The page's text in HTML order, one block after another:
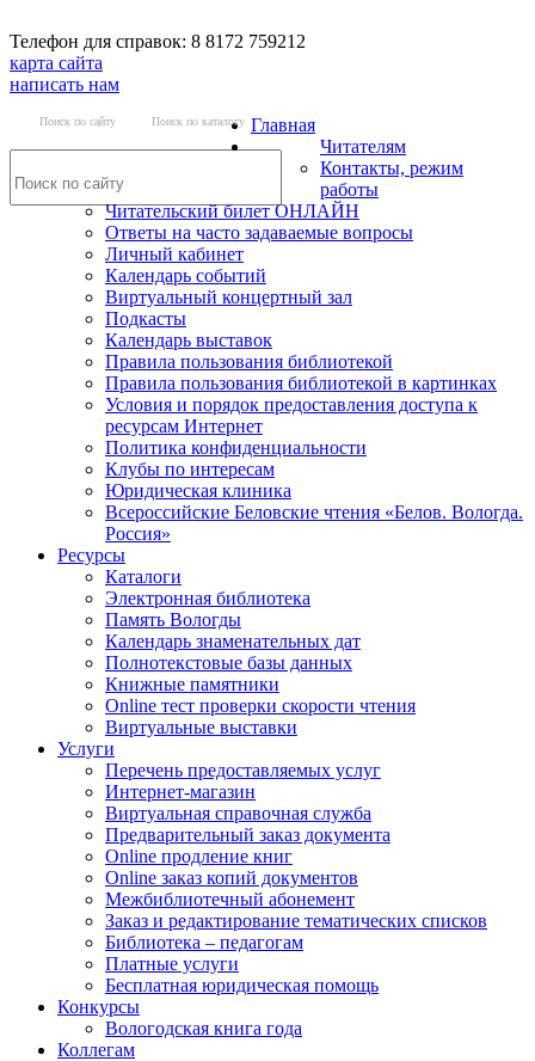
Телефон для справок: 8 8172 759212
карта сайта
написать нам
Поиск по сайту Поиск по каталогу Главная
Читателям
Контакты, режим
работы
Читательский билет ОНЛАЙН
Ответы на часто задаваемые вопросы
Личный кабинет
Календарь событий
Виртуальный концертный зал
Подкасты
Календарь выставок
Правила пользования библиотекой
Правила пользования библиотекой в картинках
Условия и порядок предоставления доступа к
ресурсам Интернет
Политика конфиденциальности
Клубы по интересам
Юридическая клиника
Всероссийские Беловские чтения «Белов. Вологда.
Россия»
Ресурсы
Каталоги
Электронная библиотека
Память Вологды
Календарь знаменательных дат
Полнотекстовые базы данных
Книжные памятники
Online тест проверки скорости чтения
Виртуальные выставки
Услуги
Перечень предоставляемых услуг
Интернет-магазин
Виртуальная справочная служба
Предварительный заказ документа
Online продление книг
Online заказ копий документов
Межбиблиотечный абонемент
Заказ и редактирование тематических списков
Библиотека – педагогам
Платные услуги
Бесплатная юридическая помощь
Конкурсы
Вологодская книга года
Коллегам